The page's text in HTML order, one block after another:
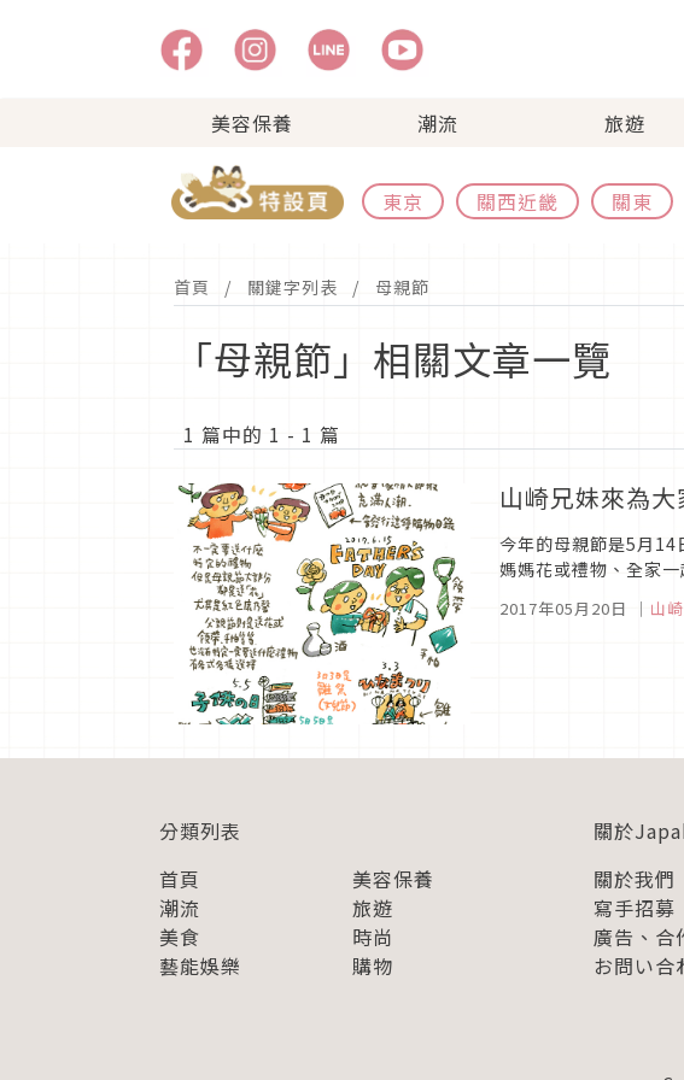
美容保養 潮流 旅遊
東京 關西近畿 關東
首頁 關鍵字列表 母親節
「母親節」相關文章一覽
1 篇中的 1 - 1 篇
山崎兄妹來為
今年的母親節是5月14
媽媽花或禮物、全家
2017年05月20日 ｜ 山
分類列表
首頁
美容保養
潮流
旅遊
美食
時尚
藝能娛樂
購物
關於
關於我們
寫手招募
廣告、合
お問い合